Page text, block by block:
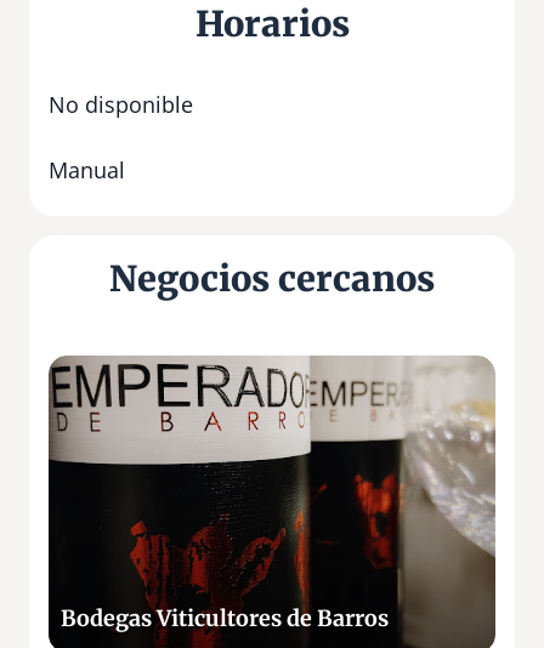
Horarios
No disponible
Manual
Negocios cercanos
Bodegas Viticultores de Barros
B
o
d
e
t